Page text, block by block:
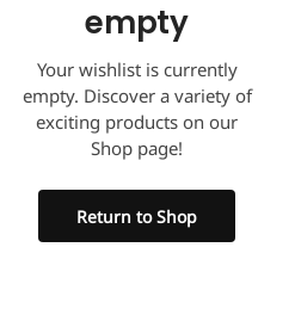
empty
Your wishlist is currently
empty. Discover a variety of
exciting products on our
Shop page!
Return to Shop